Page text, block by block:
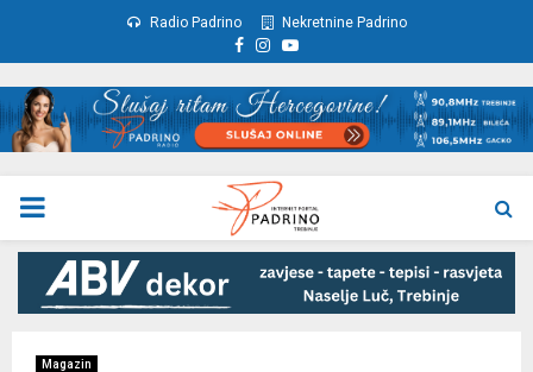
Radio Padrino Nekretnine Padrino
Facebook
Instagram
Youtube
PRIMARY
MENU
Magazin